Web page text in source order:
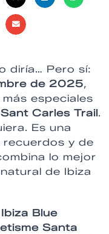
diría… Pero sí:
de 2025,
especiales
Carles Trail.
Es una
recuerdos y de
lo mejor
de Ibiza
Ibiza Blue
Santa